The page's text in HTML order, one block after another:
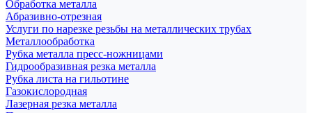
Обработка металла
Абразивно-отрезная
Услуги по нарезке резьбы на металлических трубах
Металлообработка
Рубка металла пресс-ножницами
Гидрообразивная резка металла
Рубка листа на гильотине
Газокислородная
Лазерная резка металла